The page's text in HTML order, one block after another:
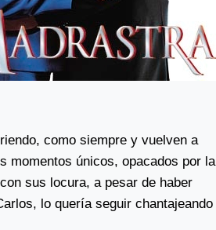
como siempre y vuelven a
momentos únicos, opacados por la
sus locura, a pesar de haber
lo quería seguir chantajeando